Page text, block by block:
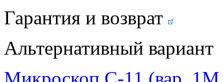
Гарантия и возврат
Альтернативный вариант